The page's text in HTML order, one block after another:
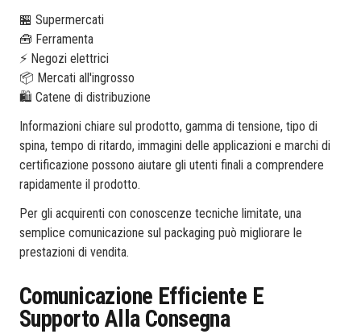
🏪 Supermercati
🧰 Ferramenta
⚡ Negozi elettrici
📦 Mercati all'ingrosso
🛍️ Catene di distribuzione
Informazioni chiare sul prodotto, gamma di tensione, tipo di
spina, tempo di ritardo, immagini delle applicazioni e marchi di
certificazione possono aiutare gli utenti finali a comprendere
rapidamente il prodotto.
Per gli acquirenti con conoscenze tecniche limitate, una
semplice comunicazione sul packaging può migliorare le
prestazioni di vendita.
Comunicazione Efficiente E
Supporto Alla Consegna